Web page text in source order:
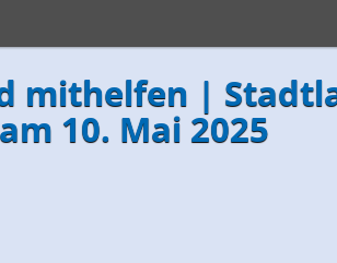
mithelfen |
am 10. Mai 2025